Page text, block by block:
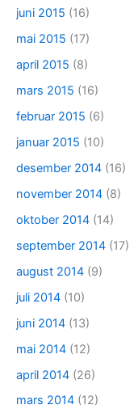
juni 2015 (16)
mai 2015 (17)
april 2015 (8)
mars 2015 (16)
februar 2015 (6)
januar 2015 (10)
desember 2014 (16)
november 2014 (8)
oktober 2014 (14)
september 2014 (17)
august 2014 (9)
juli 2014 (10)
juni 2014 (13)
mai 2014 (12)
april 2014 (26)
mars 2014 (12)